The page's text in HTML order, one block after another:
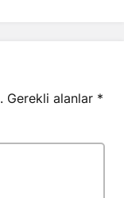
Gerekli alanlar *